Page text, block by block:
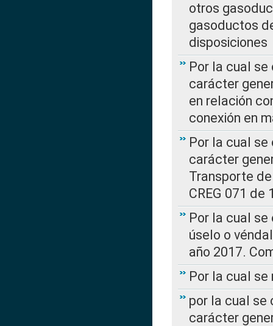
otros
gasoductos
disposiciones
Por la cual
carácter
en relación
conexión en
Por la cual
carácter
Transporte
CREG 071 de
Por la cual
úselo o
año 2017.
Por la cual se
por la cual se
carácter